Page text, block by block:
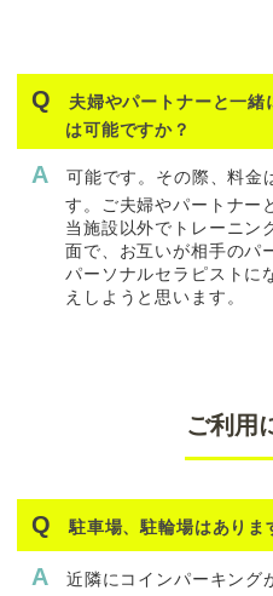
夫婦やパートナーと一
は可能ですか？
可能です。その際、料金
す。ご夫婦やパートナー
当施設以外でトレーニン
面で、お互いが相手のパ
パーソナルセラピストに
えしようと思います。
ご利用
駐車場、駐輪場はありま
近隣にコインパーキング